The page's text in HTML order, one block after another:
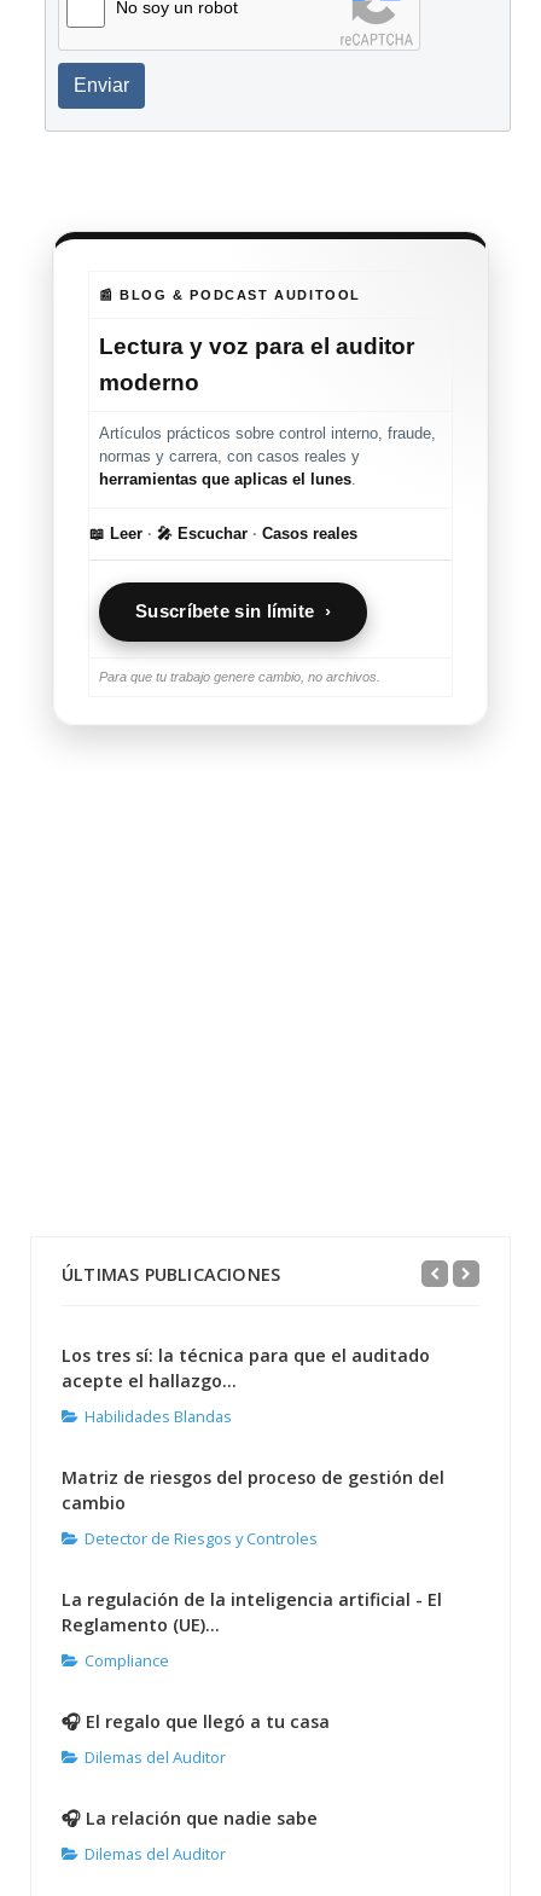
No soy un robot
Enviar
📰 BLOG & PODCAST AUDITOOL
Lectura y voz para el auditor
moderno
Artículos prácticos sobre control interno, fraude,
normas y carrera, con casos reales y
herramientas que aplicas el lunes.
📖 Leer · 🎤 Escuchar · Casos reales
Suscríbete sin límite ›
Para que tu trabajo genere cambio, no archivos.
ÚLTIMAS PUBLICACIONES
Los tres sí: la técnica para que el auditado
acepte el hallazgo...
Habilidades Blandas
Matriz de riesgos del proceso de gestión del
cambio
Detector de Riesgos y Controles
La regulación de la inteligencia artificial - El
Reglamento (UE)...
Compliance
🎧 El regalo que llegó a tu casa
Dilemas del Auditor
🎧 La relación que nadie sabe
Dilemas del Auditor